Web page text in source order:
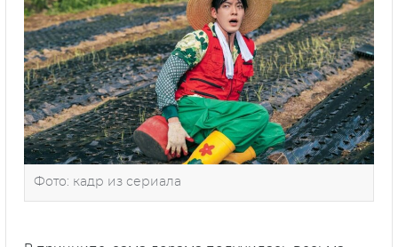
Фото: кадр из сериала